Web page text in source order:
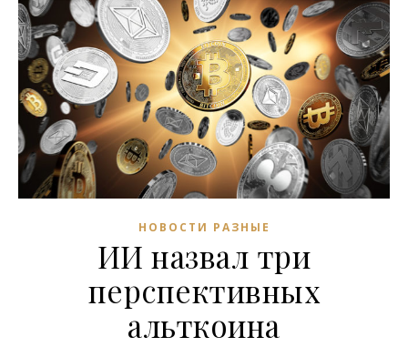
НОВОСТИ РАЗНЫЕ
ИИ назвал три
перспективных
альткоина